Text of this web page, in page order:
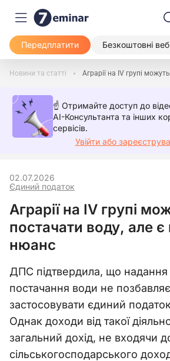
Передплатити Безкоштовні
Новини та статті
☝️ Отримайте доступ до
AI-Консультанта та інших
сервісів.
Увійти або
Єдиний податок
02.07.2026
Аграрії на IV групі
постачати воду, але
нюанс
ДПС підтвердила, що надання
постачання води не
застосовувати єдиний
Однак доходи від такої
загальний дохід, не входячи
сільськогосподарського